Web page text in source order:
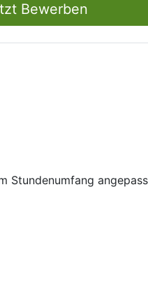
Bewerben
Stundenumfang